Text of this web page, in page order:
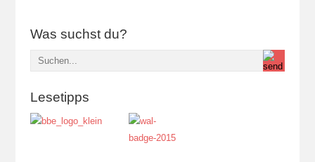
Was suchst du?
Lesetipps